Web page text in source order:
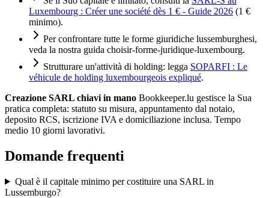
Luxembourg : Créer une société dès 1 € - Guide 2026 (1 €
minimo).
Per confrontare tutte le forme giuridiche lussemburghesi,
veda la nostra guida choisir-forme-juridique-luxembourg.
Strutturare un'attività di holding: legga SOPARFI : Le
véhicule de holding luxembourgeois expliqué.
Creazione SARL chiavi in mano Bookkeeper.lu gestisce la Sua
pratica completa: statuto su misura, appuntamento dal notaio,
deposito RCS, iscrizione IVA e domiciliazione inclusa. Tempo
medio 10 giorni lavorativi.
Domande frequenti
Qual è il capitale minimo per costituire una SARL in
Lussemburgo?